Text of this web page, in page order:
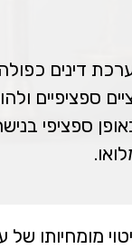
דינים כפולה
ספציפי
של